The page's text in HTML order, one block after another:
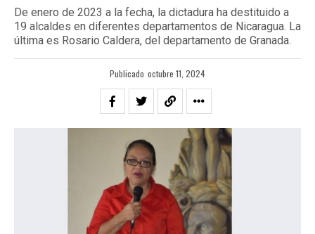
De enero de 2023 a la fecha, la dictadura ha destituido a
19 alcaldes en diferentes departamentos de Nicaragua. La
última es Rosario Caldera, del departamento de Granada.
Publicado octubre 11, 2024